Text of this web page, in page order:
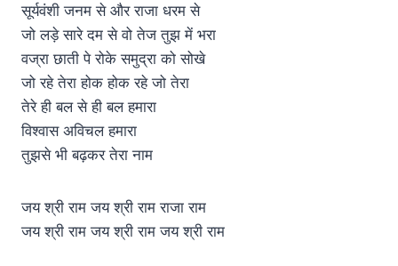
सूर्यवंशी जनम से और राजा धरम से
जो लड़े सारे दम से वो तेज तुझ में भरा
वज्रा छाती पे रोके समुद्रा को सोखे
जो रहे तेरा होक होक रहे जो तेरा
तेरे ही बल से ही बल हमारा
विश्वास अविचल हमारा
तुझसे भी बढ़कर तेरा नाम
जय श्री राम जय श्री राम राजा राम
जय श्री राम जय श्री राम जय श्री राम